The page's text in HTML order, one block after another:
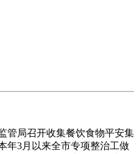
局召开收集餐饮食物平安集
年3月以来全市专项整治工做